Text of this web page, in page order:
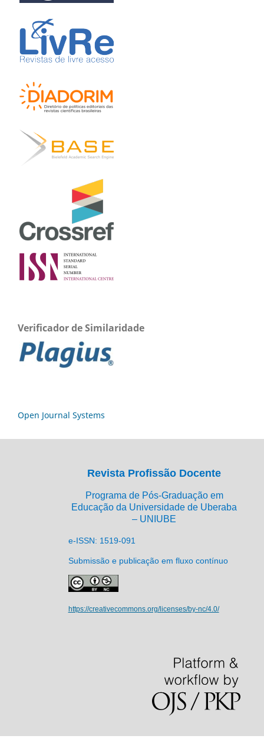
Verificador de Similaridade
Open Journal Systems
Revista Profissão Docente
Programa de Pós-Graduação em
Educação da Universidade de Uberaba
– UNIUBE
e-ISSN: 1519-091
Submissão e publicação em fluxo contínuo
https://creativecommons.org/licenses/by-nc/4.0/